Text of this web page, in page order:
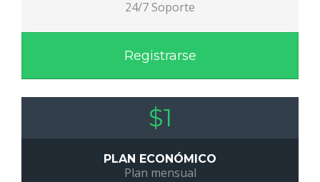
24/7 Soporte
Registrarse
$1
PLAN ECONÓMICO
Plan mensual